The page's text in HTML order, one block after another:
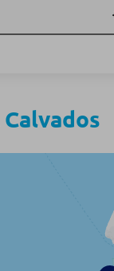
Calvados